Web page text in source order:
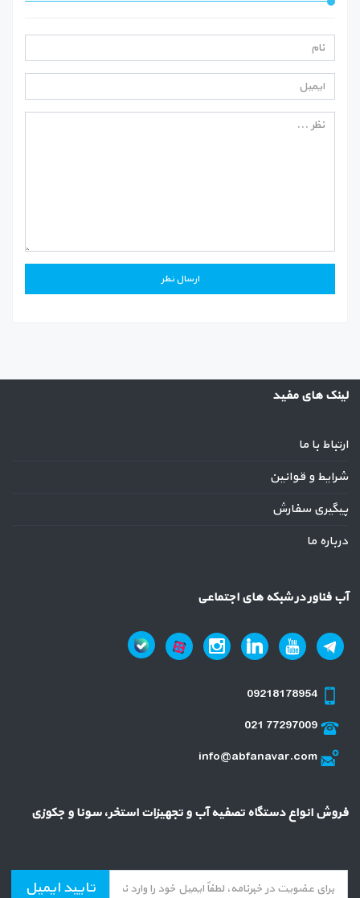
لینک های مفید
ارتباط با ما
شرایط و قوانین
پیگیری سفارش
درباره ما
آب فناور در شبکه های اجتماعی
09218178954
021 77297009
info@abfanavar.com
فروش انواع دستگاه تصفیه آب و تجهیزات استخر، سونا و جکوزی
تایید ایمیل